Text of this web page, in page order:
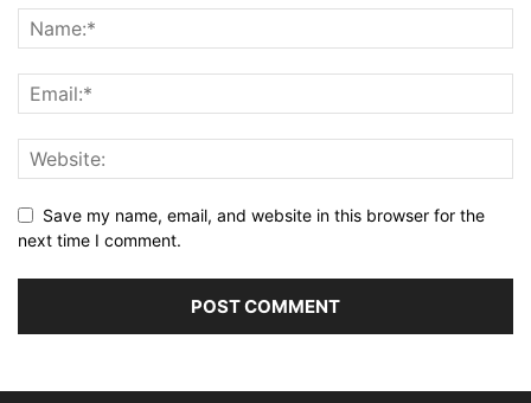
Save my name, email, and website in this browser for the
next time I comment.